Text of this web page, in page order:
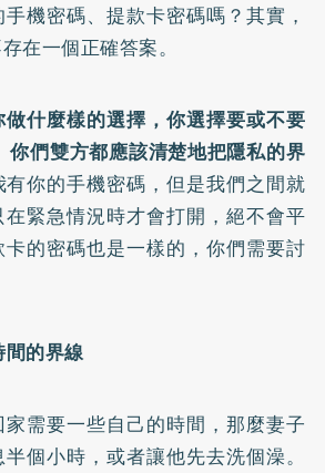
機密碼、提款卡密碼嗎？其實，
在一個正確答案。
什麼樣的選擇，你選擇要或不要
你們雙方都應該清楚地把隱私的界
有你的手機密碼，但是我們之間就
緊急情況時才會打開，絕不會平
的密碼也是一樣的，你們需要討
的界線
需要一些自己的時間，那麼妻子
個小時，或者讓他先去洗個澡。